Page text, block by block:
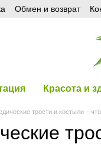
Обмен и возврат
Красота и
трости и костыли –